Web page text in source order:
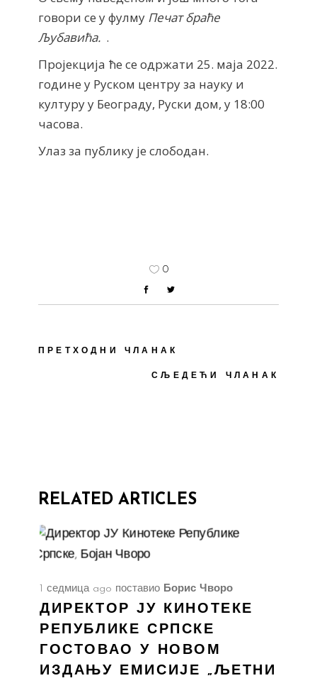
говори се у фулму Печат браће
Љубавића. .
Пројекција ће се одржати 25. маја 2022.
године у Руском центру за науку и
културу у Београду, Руски дом, у 18:00
часова.
Улаз за публику је слободан.
0
ПРЕТХОДНИ ЧЛАНАК
СЉЕДЕЋИ ЧЛАНАК
RELATED ARTICLES
1 седмица ago поставио Борис Чворо
ДИРЕКТОР ЈУ КИНОТЕКЕ
РЕПУБЛИКЕ СРПСКЕ
ГОСТОВАО У НОВОМ
ИЗДАЊУ ЕМИСИЈЕ „ЉЕТНИ